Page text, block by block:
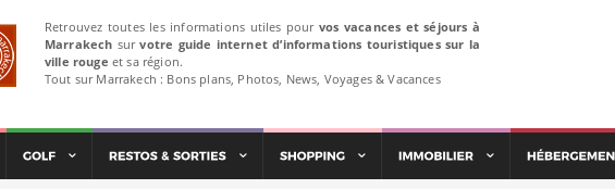
Retrouvez toutes les informations utiles pour vos vacances et séjours à
Marrakech survotre guide internet d’informations touristiques sur la
ville rouge et sa région.
Tout sur Marrakech : Bons plans, Photos, News, Voyages & Vacances